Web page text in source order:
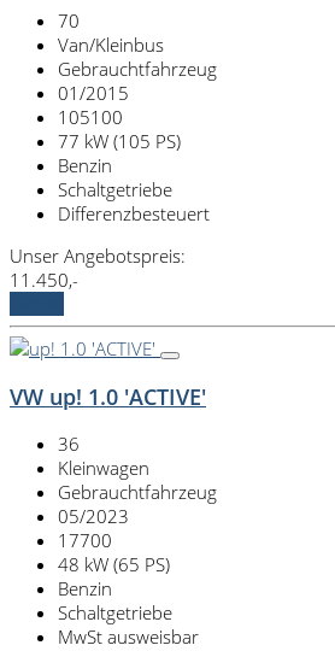
70
Van/Kleinbus
Gebrauchtfahrzeug
01/2015
105100
77 kW (105 PS)
Benzin
Schaltgetriebe
Differenzbesteuert
Unser Angebotspreis:
11.450,-
VW up! 1.0 'ACTIVE'
36
Kleinwagen
Gebrauchtfahrzeug
05/2023
17700
48 kW (65 PS)
Benzin
Schaltgetriebe
MwSt ausweisbar